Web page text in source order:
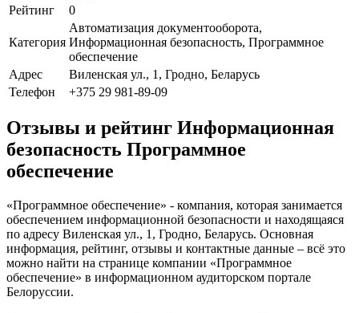
Рейтинг
0
Категория
Автоматизация документооборота,
Информационная безопасность, Программное
обеспечение
Адрес
Виленская ул., 1, Гродно, Беларусь
Телефон
+375 29 981-89-09
Отзывы и рейтинг Информационная
безопасность Программное
обеспечение
«Программное обеспечение» - компания, которая занимается
обеспечением информационной безопасности и находящаяся
по адресу Виленская ул., 1, Гродно, Беларусь. Основная
информация, рейтинг, отзывы и контактные данные – всё это
можно найти на странице компании «Программное
обеспечение» в информационном аудиторском портале
Белоруссии.